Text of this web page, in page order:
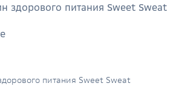
здорового питания Sweet Sweat
питания Sweet Sweat